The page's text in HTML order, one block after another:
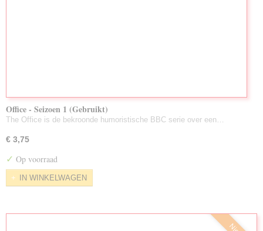
Office - Seizoen 1 (Gebruikt)
The Office is de bekroonde humoristische BBC serie over een…
€ 3,75
✓ Op voorraad
IN WINKELWAGEN